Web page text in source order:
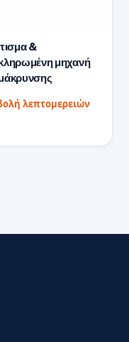
&
μηχανή
λεπτομερειών